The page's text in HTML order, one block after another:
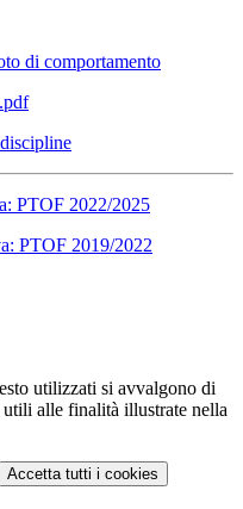
di comportamento
PTOF 2022/2025
PTOF 2019/2022
utilizzati si avvalgono di
alle finalità illustrate nella
Accetta tutti i cookies